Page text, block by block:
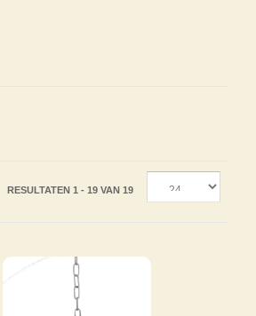
RESULTATEN 1 - 19 VAN 19